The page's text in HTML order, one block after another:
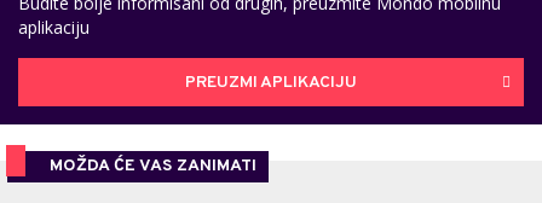
aplikaciju
PREUZMI APLIKACIJU
MOŽDA ĆE VAS ZANIMATI